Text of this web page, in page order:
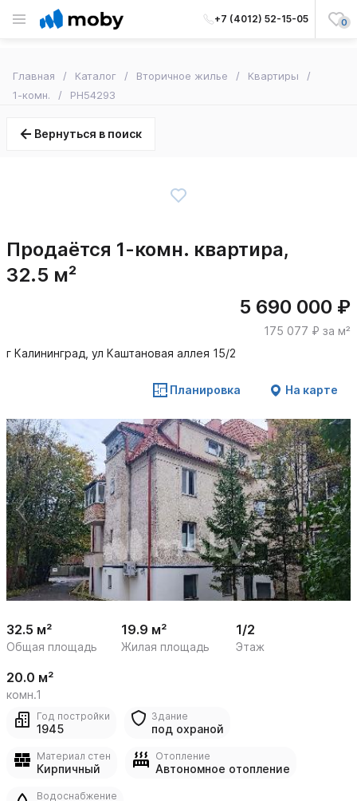
+7 (4012) 52-15-05 0
Главная Каталог Вторичное жилье
Квартиры
1-комн.
PH54293
Вернуться в поиск
Продаётся 1-комн. квартира,
32.5 м²
5 690 000 ₽
175 077 ₽ за м²
г Калининград, ул Каштановая аллея 15/2
Планировка На карте
/
13
32.5 м²
Общая площадь
19.9 м²
Жилая площадь
1/2
Этаж
20.0 м²
комн.1
Год постройки
1945
Здание
под охраной
Материал стен
Кирпичный
Отопление
Автономное отопление
Водоснабжение